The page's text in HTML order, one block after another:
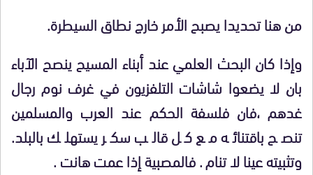
من هنا تحديدا يصبح الأمر خارج نطاق السيطرة.
وإذا كان البحث العلمي عند أبناء المسيح ينصح الآباء
بان لا يضعوا شاشات التلفزيون في غرف نوم رجال
غدهم ،فان فلسفة الحكم عند العرب والمسلمين
تنصح باقتنائه مع كل قالب سكر يستهلك بالبلد.
وتثبيته عينا لا تنام . فالمصبية إذا عمت هانت .